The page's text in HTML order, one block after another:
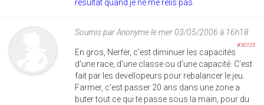
résultat quand je ne me relis pas.
Soumis parAnonymele mer 03/05/2006 à 16h18
#30123
En gros, Nerfer, c'est diminuer les capacités
d'une race, d'une classe ou d'une capacité. C'est
fait par les devellopeurs pour rebalancer le jeu.
Farmer, c'est passer 20 ans dans une zone a
buter tout ce qui te passe sous la main, pour du